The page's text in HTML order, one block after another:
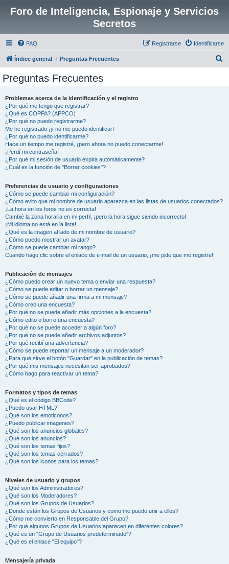
Foro de Inteligencia, Espionaje y Servicios
Secretos
FAQ Identificarse
Registrarse
Índice general Preguntas Frecuentes
Preguntas Frecuentes
Problemas acerca de la identificación y el registro
¿Por qué me tengo que registrar?
¿Qué es COPPA? (APPCO)
¿Por qué no puedo registrarme?
Me he registrado ¡y no me puedo identificar!
¿Por qué no puedo identificarme?
Hace un tiempo me registré, ¡pero ahora no puedo conectarme!
¡Perdí mi contraseña!
¿Por qué mi sesión de usuario expira automáticamente?
¿Cuál es la función de "Borrar cookies"?
Preferencias de usuario y configuraciones
¿Cómo se puede cambiar mi configuración?
¿Cómo evito que mi nombre de usuario aparezca en las listas de usuarios conectados?
¡La hora en los foros no es correcta!
Cambié la zona horaria en mi perfil, ¡pero la hora sigue siendo incorrecto!
¡Mi idioma no está en la lista!
¿Qué es la imagen al lado de mi nombre de usuario?
¿Cómo puedo mostrar un avatar?
¿Cómo se puede cambiar mi rango?
Cuando hago clic sobre el enlace de e-mail de un usuario, ¡me pide que me registre!
Publicación de mensajes
¿Cómo puedo crear un nuevo tema o enviar una respuesta?
¿Cómo se puede editar o borrar un mensaje?
¿Cómo se puede añadir una firma a mi mensaje?
¿Cómo creo una encuesta?
¿Por qué no se puede añadir más opciones a la encuesta?
¿Cómo edito o borro una encuesta?
¿Por qué no se puede acceder a algún foro?
¿Por qué no se puede añadir archivos adjuntos?
¿Por qué recibí una advertencia?
¿Cómo se puede reportar un mensaje a un moderador?
¿Para qué sirve el botón "Guardar" en la publicación de temas?
¿Por qué mis mensajes necesitan ser aprobados?
¿Cómo hago para reactivar un tema?
Formatos y tipos de temas
¿Qué es el código BBCode?
¿Puedo usar HTML?
¿Qué son los emoticonos?
¿Puedo publicar imagenes?
¿Qué son los anuncios globales?
¿Qué son los anuncios?
¿Qué son los temas fijos?
¿Qué son los temas cerrados?
¿Qué son los iconos para los temas?
Niveles de usuario y grupos
¿Qué son los Administradores?
¿Qué son los Moderadores?
¿Qué son los Grupos de Usuarios?
¿Donde están los Grupos de Usuarios y como me puedo unir a ellos?
¿Cómo me convierto en Responsable del Grupo?
¿Por qué algunos Grupos de Usuarios aparecen en diferentes colores?
¿Qué es un "Grupo de Usuarios predeterminado"?
¿Qué es el enlace "El equipo"?
Mensajería privada